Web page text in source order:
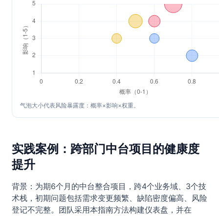
气泡大小代表风险暴露度：概率×影响×权重。
实践案例：跨部门中台项目的健康度
提升
背景：为期6个月的中台整合项目，跨4个业务域、3个技
术栈，初期问题包括需求变更频繁、缺陷密度偏高、风险
登记不完整。团队采用本指南方法构建仪表盘，并在